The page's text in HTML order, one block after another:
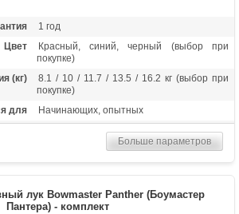
1 год
Цвет
Красный, синий, черный (выбор при
покупке)
(кг)
8.1 / 10 / 11.7 / 13.5 / 16.2 кг (выбор при
покупке)
для
Начинающих, опытных
Рукоять, плечи, шестигранники, тетива
Рукоятка - алюминий, плечи - дерево с
ламинатом
Больше параметров
лук Bowmaster Panther (Боумастер
Пантера) - комплект